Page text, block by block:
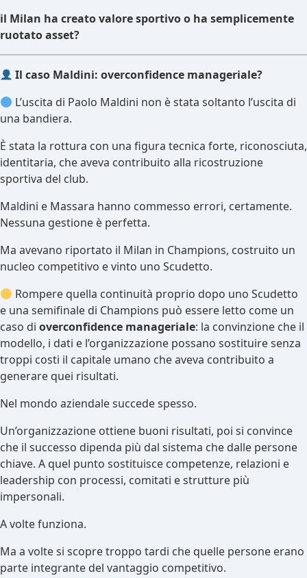
il Milan ha creato valore sportivo o ha semplicemente
ruotato asset?
Il caso Maldini: overconfidence manageriale?
L’uscita di Paolo Maldini non è stata soltanto l’uscita di
una bandiera.
È stata la rottura con una figura tecnica forte, riconosciuta,
identitaria, che aveva contribuito alla ricostruzione
sportiva del club.
Maldini e Massara hanno commesso errori, certamente.
Nessuna gestione è perfetta.
Ma avevano riportato il Milan in Champions, costruito un
nucleo competitivo e vinto uno Scudetto.
Rompere quella continuità proprio dopo uno Scudetto
e una semifinale di Champions può essere letto come un
caso di overconfidence manageriale: la convinzione che il
modello, i dati e l’organizzazione possano sostituire senza
troppi costi il capitale umano che aveva contribuito a
generare quei risultati.
Nel mondo aziendale succede spesso.
Un’organizzazione ottiene buoni risultati, poi si convince
che il successo dipenda più dal sistema che dalle persone
chiave. A quel punto sostituisce competenze, relazioni e
leadership con processi, comitati e strutture più
impersonali.
A volte funziona.
Ma a volte si scopre troppo tardi che quelle persone erano
parte integrante del vantaggio competitivo.